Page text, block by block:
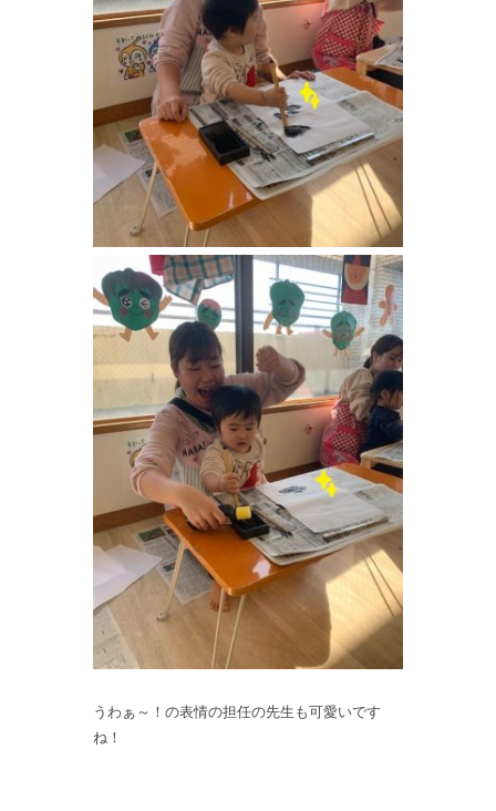
うわぁ～！の表情の担任の先生も可愛いです
ね！